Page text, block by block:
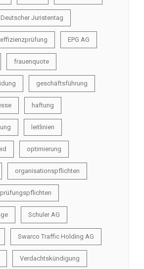
Deutscher Juristentag
effizienzprüfung EPG AG
frauenquote
geschäftsführung
haftung
leitlinien
optimierung
organisationspflichten
prüfungspflichten
Schuler AG
Swarco Traffic Holding AG
Verdachtskündigung